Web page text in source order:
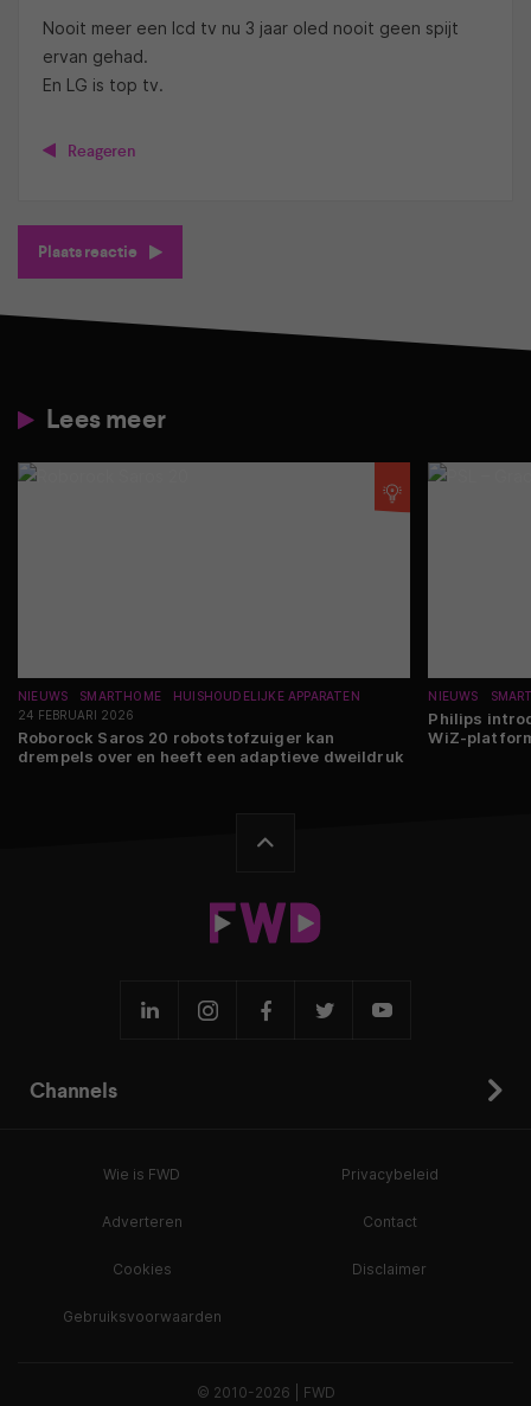
Nooit meer een lcd tv nu 3 jaar oled nooit geen spijt
ervan gehad.
En LG is top tv.
Reageren
Plaats reactie
Lees meer
NIEUWS SMARTHOME
HUISHOUDELIJKE APPARATEN
24 FEBRUARI 2026
Roborock Saros 20 robotstofzuiger kan
drempels over en heeft een adaptieve dweildruk
NIEUWS
Philips
WiZ-
Channels
Wie is FWD Privacybeleid
Adverteren Contact
Cookies Disclaimer
Gebruiksvoorwaarden
© 2010-2026 | FWD